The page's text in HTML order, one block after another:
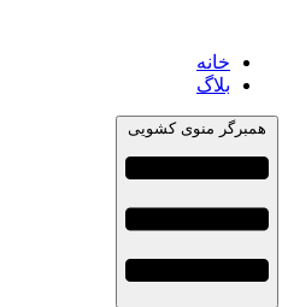
خانه
بلاگ
همبرگر منوی کشویی